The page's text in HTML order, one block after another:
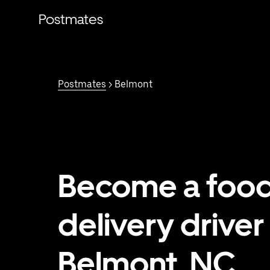
contenidoPostmates
Postmates > Belmont
Become a
delivery driver